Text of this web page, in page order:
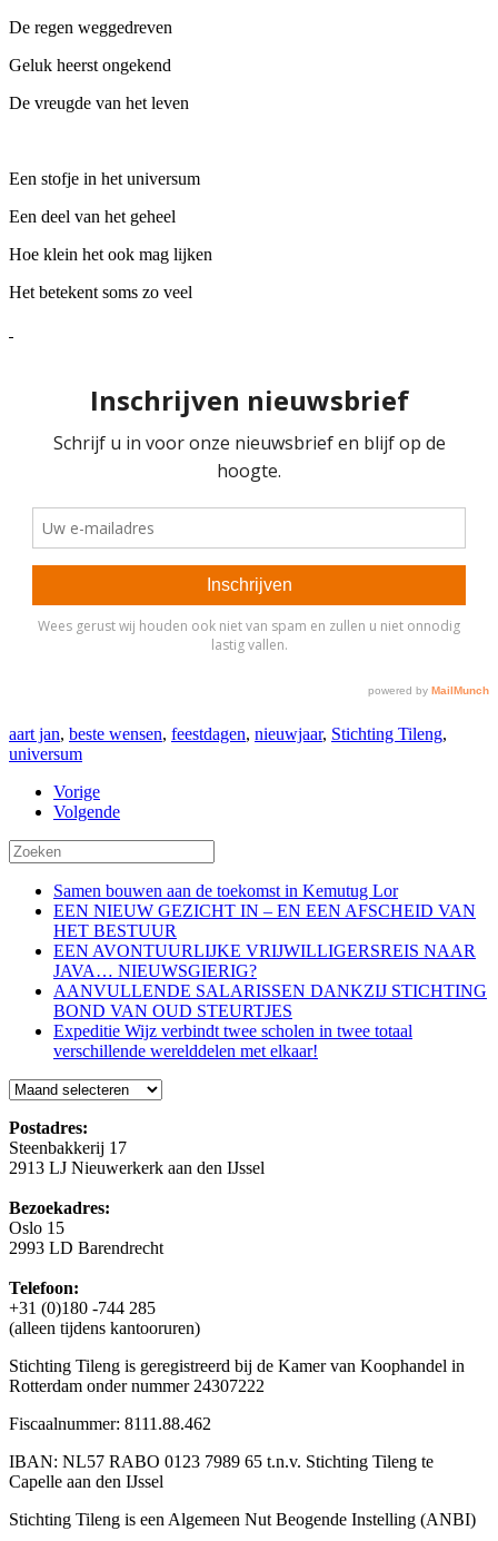
De regen weggedreven
Geluk heerst ongekend
De vreugde van het leven
Een stofje in het universum
Een deel van het geheel
Hoe klein het ook mag lijken
Het betekent soms zo veel
aart jan, beste wensen, feestdagen, nieuwjaar, Stichting Tileng,
universum
Vorige
Volgende
Samen bouwen aan de toekomst in Kemutug Lor
EEN NIEUW GEZICHT IN – EN EEN AFSCHEID VAN
HET BESTUUR
EEN AVONTUURLIJKE VRIJWILLIGERSREIS NAAR
JAVA… NIEUWSGIERIG?
AANVULLENDE SALARISSEN DANKZIJ STICHTING
BOND VAN OUD STEURTJES
Expeditie Wijz verbindt twee scholen in twee totaal
verschillende werelddelen met elkaar!
Blog
Postadres:
Steenbakkerij 17
2913 LJ Nieuwerkerk aan den IJssel
Bezoekadres:
Oslo 15
2993 LD Barendrecht
Telefoon:
+31 (0)180 -744 285
(alleen tijdens kantooruren)
Stichting Tileng is geregistreerd bij de Kamer van Koophandel in
Rotterdam onder nummer 24307222
Fiscaalnummer: 8111.88.462
IBAN: NL57 RABO 0123 7989 65 t.n.v. Stichting Tileng te
Capelle aan den IJssel
Stichting Tileng is een Algemeen Nut Beogende Instelling (ANBI)